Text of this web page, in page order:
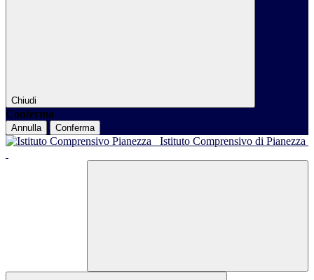
Chiudi
Conferma
Annulla Conferma
Istituto Comprensivo di Pianezza